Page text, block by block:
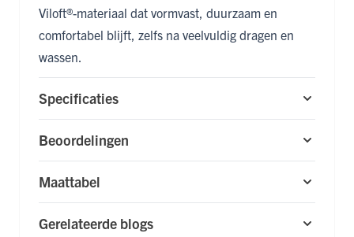
Viloft®-materiaal dat vormvast, duurzaam en
comfortabel blijft, zelfs na veelvuldig dragen en
wassen.
Specificaties
Beoordelingen
Maattabel
Gerelateerde blogs